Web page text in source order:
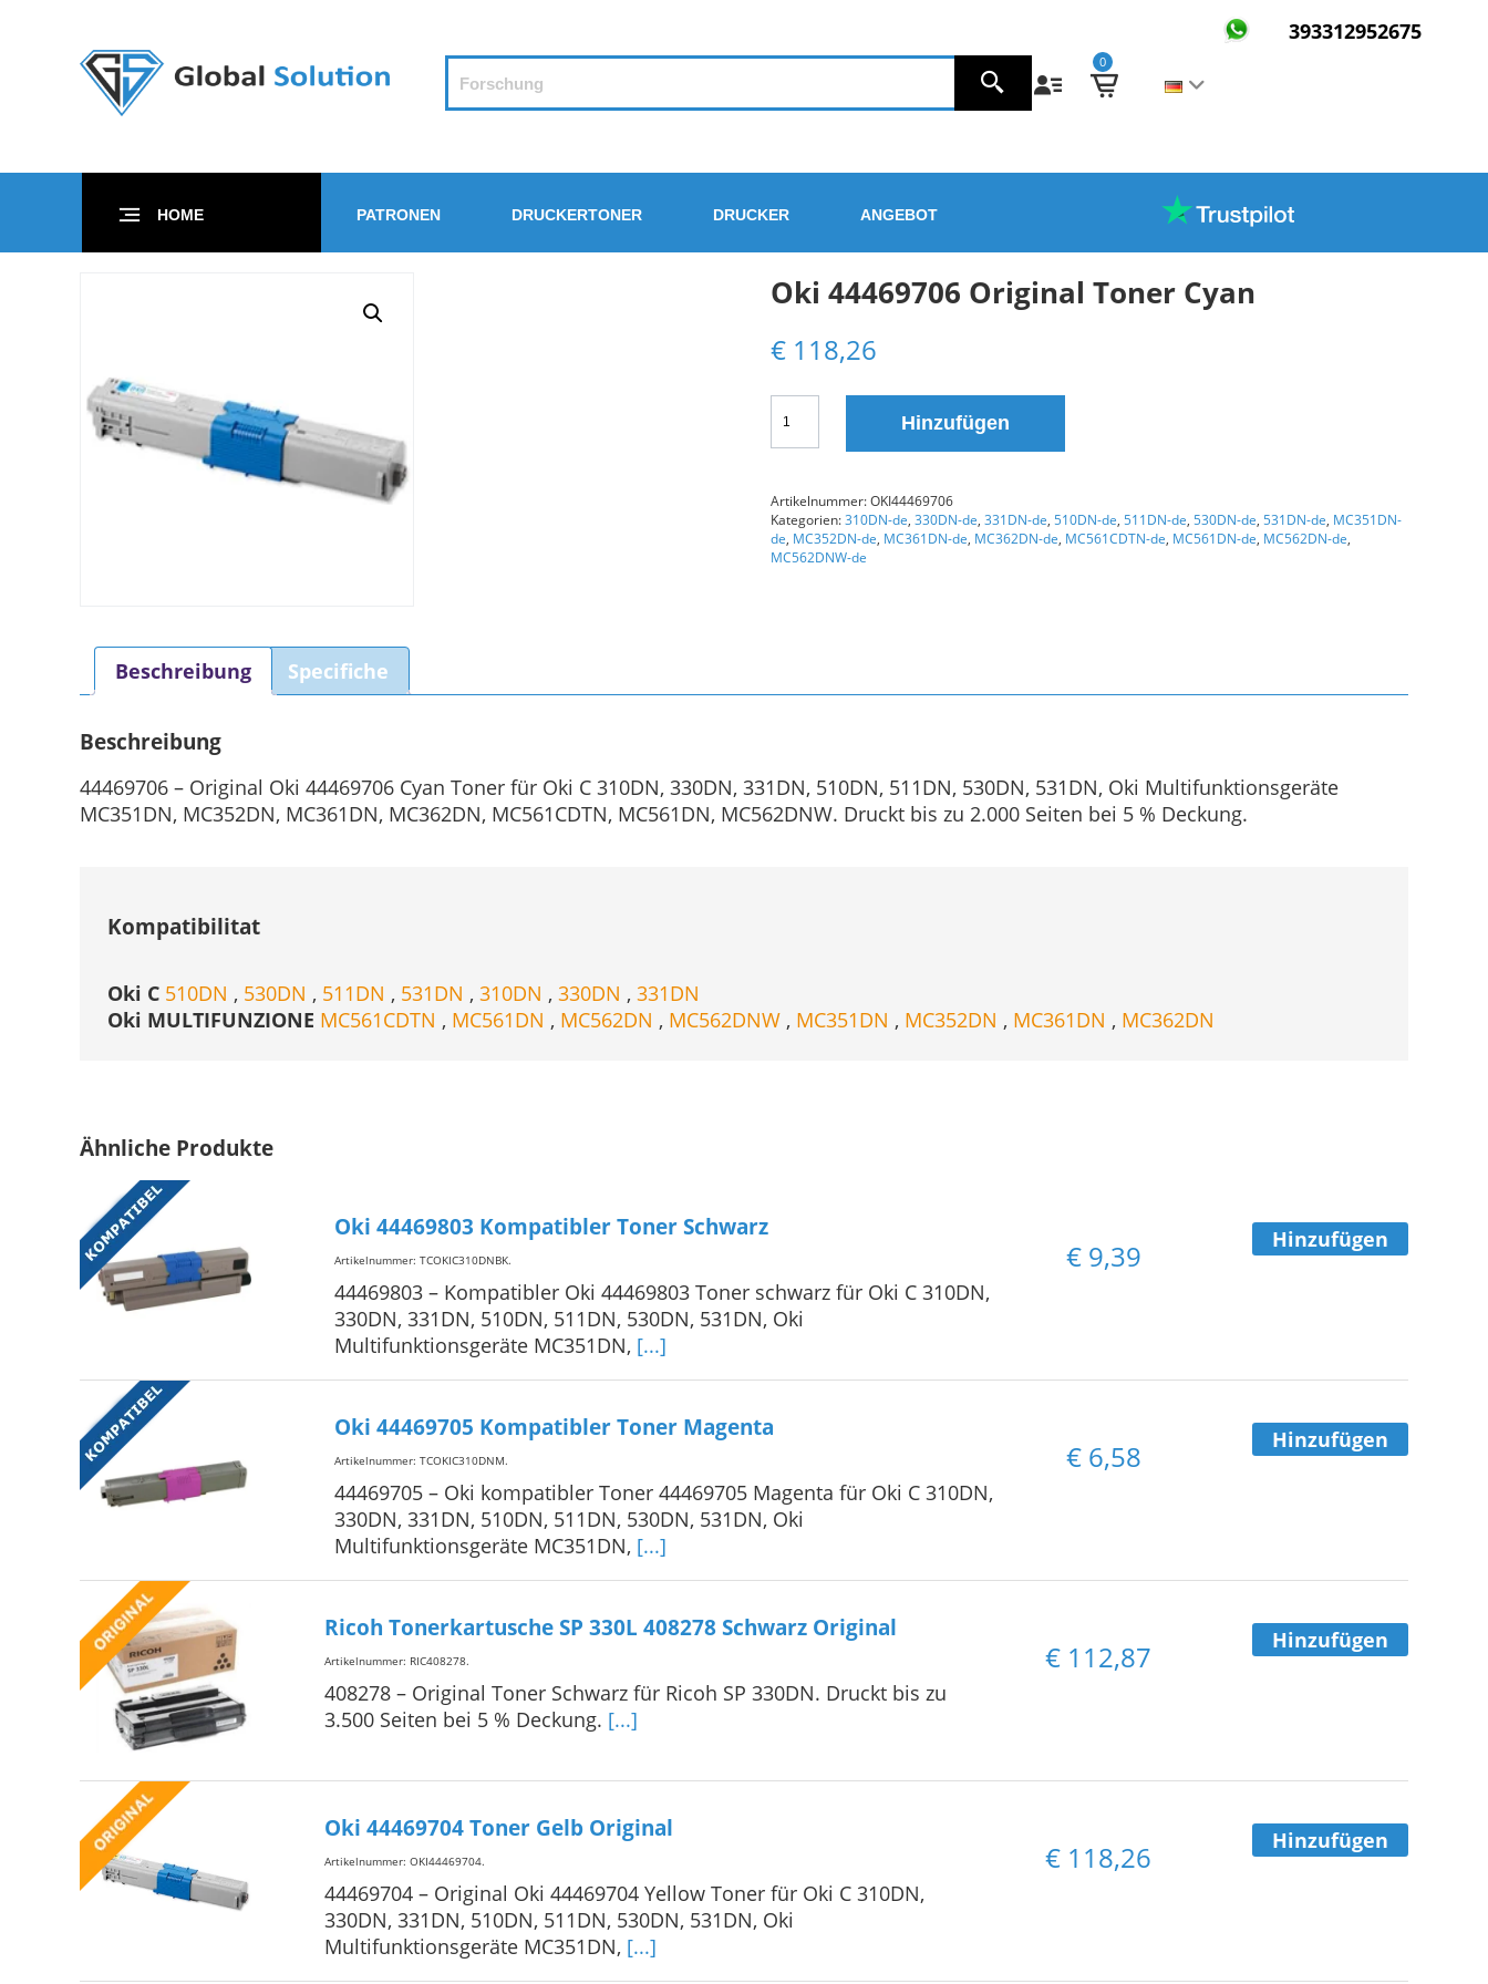
393312952675
0
HOME PATRONEN DRUCKERTONER DRUCKER ANGEBOT
Oki 44469706 Original Toner Cyan
€ 118,26
44469706
Cyan
Menge
Hinzufügen
Artikelnummer:OKI44469706
Kategorien:310DN-de, 330DN-de, 331DN-de, 510DN-de, 511DN-de, 530DN-de, 531DN-de, MC351DN-
de, MC352DN-de, MC361DN-de, MC362DN-de, MC561CDTN-de, MC561DN-de, MC562DN-de,
MC562DNW-de
Beschreibung Specifiche
Beschreibung
44469706 – Original Oki 44469706 Cyan Toner für Oki C 310DN, 330DN, 331DN, 510DN, 511DN, 530DN, 531DN, Oki Multifunktionsgeräte
MC351DN, MC352DN, MC361DN, MC362DN, MC561CDTN, MC561DN, MC562DNW. Druckt bis zu 2.000 Seiten bei 5 % Deckung.
Kompatibilitat
Oki C 510DN , 530DN , 511DN , 531DN , 310DN , 330DN , 331DN
Oki MULTIFUNZIONE MC561CDTN , MC561DN , MC562DN , MC562DNW , MC351DN , MC352DN , MC361DN , MC362DN
Ähnliche Produkte
Oki 44469803 Kompatibler Toner Schwarz
Artikelnummer: TCOKIC310DNBK.
44469803 – Kompatibler Oki 44469803 Toner schwarz für Oki C 310DN,
330DN, 331DN, 510DN, 511DN, 530DN, 531DN, Oki
Multifunktionsgeräte MC351DN, [...]
€9,39 Hinzufügen
Oki 44469705 Kompatibler Toner Magenta
Artikelnummer: TCOKIC310DNM.
44469705 – Oki kompatibler Toner 44469705 Magenta für Oki C 310DN,
330DN, 331DN, 510DN, 511DN, 530DN, 531DN, Oki
Multifunktionsgeräte MC351DN, [...]
€6,58 Hinzufügen
Ricoh Tonerkartusche SP 330L 408278 Schwarz Original
Artikelnummer: RIC408278.
408278 – Original Toner Schwarz für Ricoh SP 330DN. Druckt bis zu
3.500 Seiten bei 5 % Deckung. [...]
€ 112,87 Hinzufügen
Oki 44469704 Toner Gelb Original
Artikelnummer: OKI44469704.
44469704 – Original Oki 44469704 Yellow Toner für Oki C 310DN,
330DN, 331DN, 510DN, 511DN, 530DN, 531DN, Oki
Multifunktionsgeräte MC351DN, [...]
€ 118,26 Hinzufügen